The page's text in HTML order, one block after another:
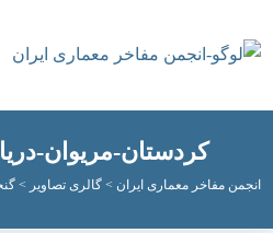
کردستان-مریوان-دریاچه
مفاخر معماری ایران > گالری تصاویر>گنجینه